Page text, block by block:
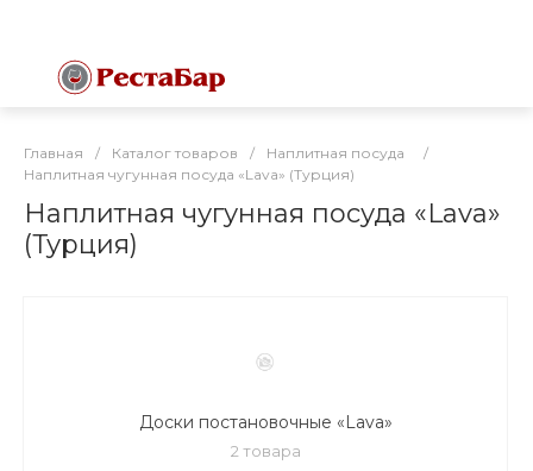
Главная / Каталог товаров / Наплитная посуда
/
Наплитная чугунная посуда «Lava» (Турция)
Наплитная чугунная посуда «Lava»
(Турция)
Доски постановочные «Lava»
2 товара